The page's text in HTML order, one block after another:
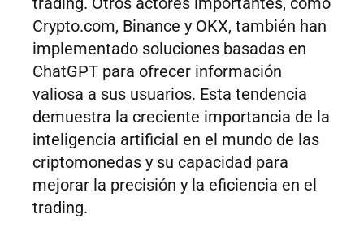
Crypto.com, Binance y OKX, también han
implementado soluciones basadas en
ChatGPT para ofrecer información
valiosa a sus usuarios. Esta tendencia
demuestra la creciente importancia de la
inteligencia artificial en el mundo de las
criptomonedas y su capacidad para
mejorar la precisión y la eficiencia en el
trading.